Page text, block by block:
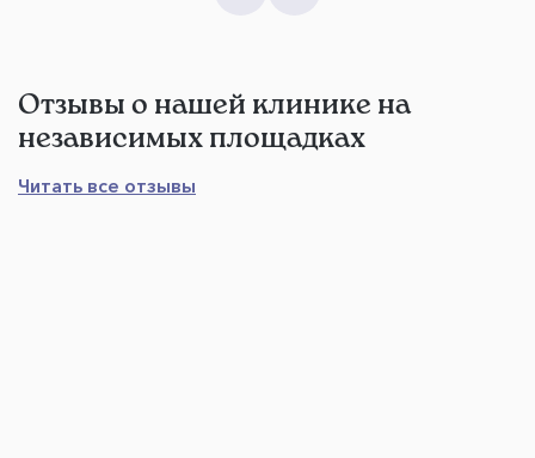
Отзывы о нашей клинике на
независимых площадках
Читать все отзывы